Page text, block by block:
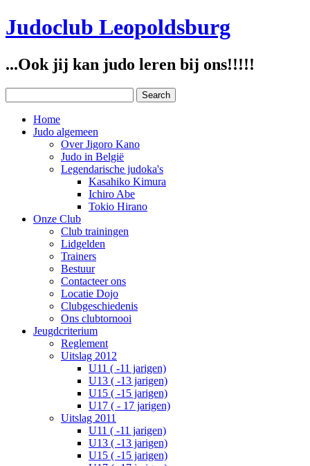
Judoclub Leopoldsburg
...Ook jij kan judo leren bij ons!!!!!
Home
Judo algemeen
Over Jigoro Kano
Judo in België
Legendarische judoka's
Kasahiko Kimura
Ichiro Abe
Tokio Hirano
Onze Club
Club trainingen
Lidgelden
Trainers
Bestuur
Contacteer ons
Locatie Dojo
Clubgeschiedenis
Ons clubtornooi
Jeugdcriterium
Reglement
Uitslag 2012
U11 ( -11 jarigen)
U13 ( -13 jarigen)
U15 ( -15 jarigen)
U17 ( - 17 jarigen)
Uitslag 2011
U11 ( -11 jarigen)
U13 ( -13 jarigen)
U15 ( -15 jarigen)